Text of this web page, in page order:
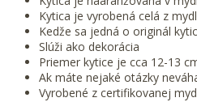
Kytica je vyrobená celá z
Kedže sa jedná o originál
Slúži ako dekorácia
Priemer kytice je cca 12-13
Ak máte nejaké otázky
Vyrobené z certifikovanej